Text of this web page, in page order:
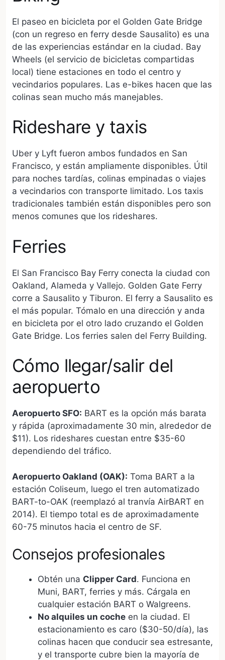
El paseo en bicicleta por el Golden Gate Bridge
(con un regreso en ferry desde Sausalito) es una
de las experiencias estándar en la ciudad. Bay
Wheels (el servicio de bicicletas compartidas
local) tiene estaciones en todo el centro y
vecindarios populares. Las e-bikes hacen que las
colinas sean mucho más manejables.
Rideshare y taxis
Uber y Lyft fueron ambos fundados en San
Francisco, y están ampliamente disponibles. Útil
para noches tardías, colinas empinadas o viajes
a vecindarios con transporte limitado. Los taxis
tradicionales también están disponibles pero son
menos comunes que los rideshares.
Ferries
El San Francisco Bay Ferry conecta la ciudad con
Oakland, Alameda y Vallejo. Golden Gate Ferry
corre a Sausalito y Tiburon. El ferry a Sausalito es
el más popular. Tómalo en una dirección y anda
en bicicleta por el otro lado cruzando el Golden
Gate Bridge. Los ferries salen del Ferry Building.
Cómo llegar/salir del
aeropuerto
Aeropuerto SFO: BART es la opción más barata
y rápida (aproximadamente 30 min, alrededor de
$11). Los rideshares cuestan entre $35-60
dependiendo del tráfico.
Aeropuerto Oakland (OAK): Toma BART a la
estación Coliseum, luego el tren automatizado
BART-to-OAK (reemplazó al tranvía AirBART en
2014). El tiempo total es de aproximadamente
60-75 minutos hacia el centro de SF.
Consejos profesionales
Obtén una Clipper Card. Funciona en
Muni, BART, ferries y más. Cárgala en
cualquier estación BART o Walgreens.
No alquiles un coche en la ciudad. El
estacionamiento es caro ($30-50/día), las
colinas hacen que conducir sea estresante,
y el transporte cubre bien la mayoría de